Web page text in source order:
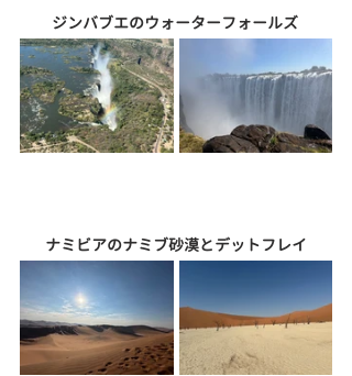
ジンバブエのウォーターフォールズ
ナミビアのナミブ砂漠とデットフレイ